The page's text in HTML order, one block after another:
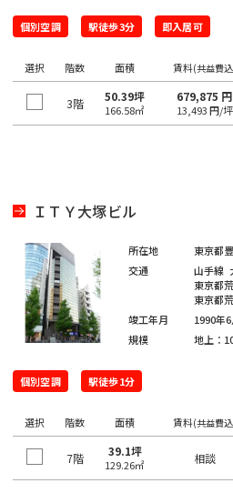
選
択
で
き
る
大
件
で
す。
東
京
都京
都
フ
1
に
選
択
エ
ア
は
最
大
100
で
東
京
町
日
本
橋
個別空調 駅徒歩3分 即入居可
選択 階数 面積 賃料(共益費
3階 50.39坪
166.58㎡
679,875 円
13,493 円/坪
ＩＴＹ大塚ビル
所在地
東京都
交通
山手線
東京都
東京都
竣工年月
1990年
規模
地上：
個別空調 駅徒歩1分
選択 階数 面積 賃料(共益費
7階 39.1坪
129.26㎡ 相談